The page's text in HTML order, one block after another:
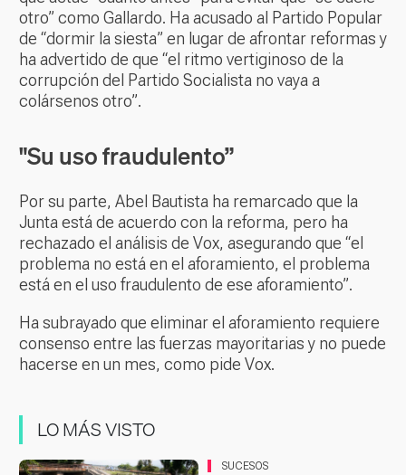
otro” como Gallardo. Ha acusado al Partido Popular
de “dormir la siesta” en lugar de afrontar reformas y
ha advertido de que “el ritmo vertiginoso de la
corrupción del Partido Socialista no vaya a
colársenos otro”.
"Su uso fraudulento”
Por su parte, Abel Bautista ha remarcado que la
Junta está de acuerdo con la reforma, pero ha
rechazado el análisis de Vox, asegurando que “el
problema no está en el aforamiento, el problema
está en el uso fraudulento de ese aforamiento”.
Ha subrayado que eliminar el aforamiento requiere
consenso entre las fuerzas mayoritarias y no puede
hacerse en un mes, como pide Vox.
LO MÁS VISTO
SUCESOS